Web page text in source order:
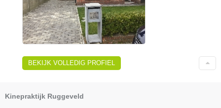
BEKIJK VOLLEDIG PROFIEL
Kinepraktijk Ruggeveld